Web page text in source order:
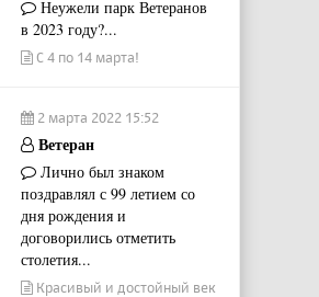
Неужели парк Ветеранов
в 2023 году?...
С 4 по 14 марта!
2 марта 2022 15:52
Ветеран
Лично был знаком
поздравлял с 99 летием со
дня рождения и
договорились отметить
столетия...
Красивый и достойный век